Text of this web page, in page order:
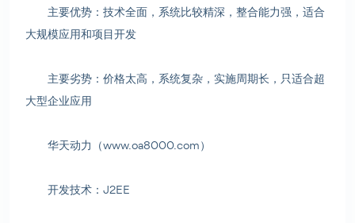
主要优势：技术全面，系统比较精深，整合能力强，适合
大规模应用和项目开发
主要劣势：价格太高，系统复杂，实施周期长，只适合超
大型企业应用
华天动力（www.oa8000.com）
开发技术：J2EE